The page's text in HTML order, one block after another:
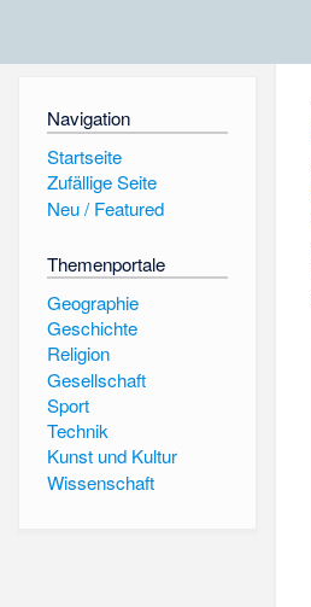
Navigation
Startseite
Zufällige Seite
Neu / Featured
Themenportale
Geographie
Geschichte
Religion
Gesellschaft
Sport
Technik
Kunst und Kultur
Wissenschaft